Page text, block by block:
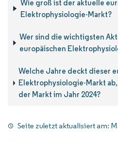
Wie groß ist der aktuelle
Elektrophysiologie-Markt?
Wer sind die wichtigsten
europäischen
Welche Jahre deckt dieser
Elektrophysiologie-Markt
der Markt im Jahr 2024?
Seite zuletzt aktualisiert am: